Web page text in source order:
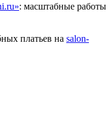
: масштабные работы
платьев на salon-